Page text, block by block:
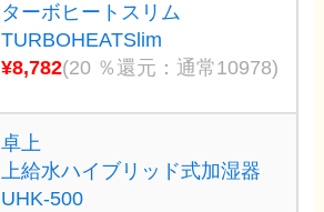
ターボヒートスリム
TURBOHEATSlim
¥8,782(20 ％還元：通常10978)
卓上
上給水ハイブリッド式加湿器
UHK-500